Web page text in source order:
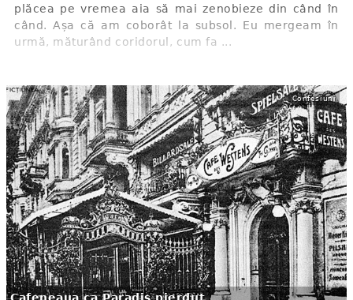
plăcea pe vremea aia să mai zenobieze din când în
când. Așa că am coborât la subsol. Eu mergeam în
urmă, măturând coridorul, cum fa ...
Confesiuni
Cafeneaua ca Paradis pierdut